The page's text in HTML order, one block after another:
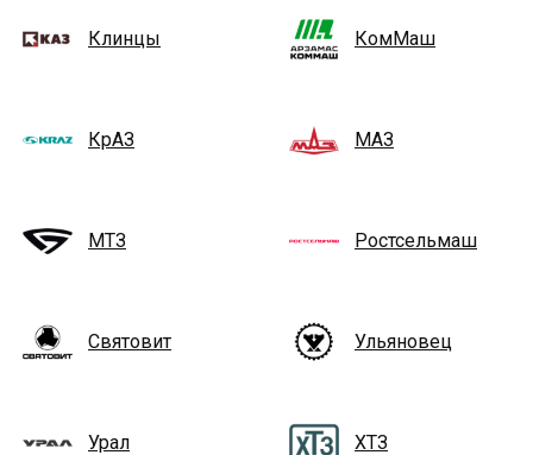
Клинцы КомМаш
КрАЗ МАЗ
МТЗ Ростсельмаш
Святовит Ульяновец
Урал ХТЗ